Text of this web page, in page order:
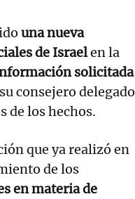
una nueva
de Israelen la
solicitada
consejero delegado
de los hechos.
que ya realizó en
de los
en materia de